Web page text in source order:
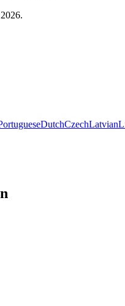
DutchCzechLatvian